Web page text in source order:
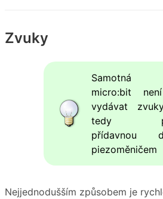
Zvuky
Samotná
micro:bit
vydávat
tedy
přídavnou
piezoměničem
Nejjednodušším způsobem je